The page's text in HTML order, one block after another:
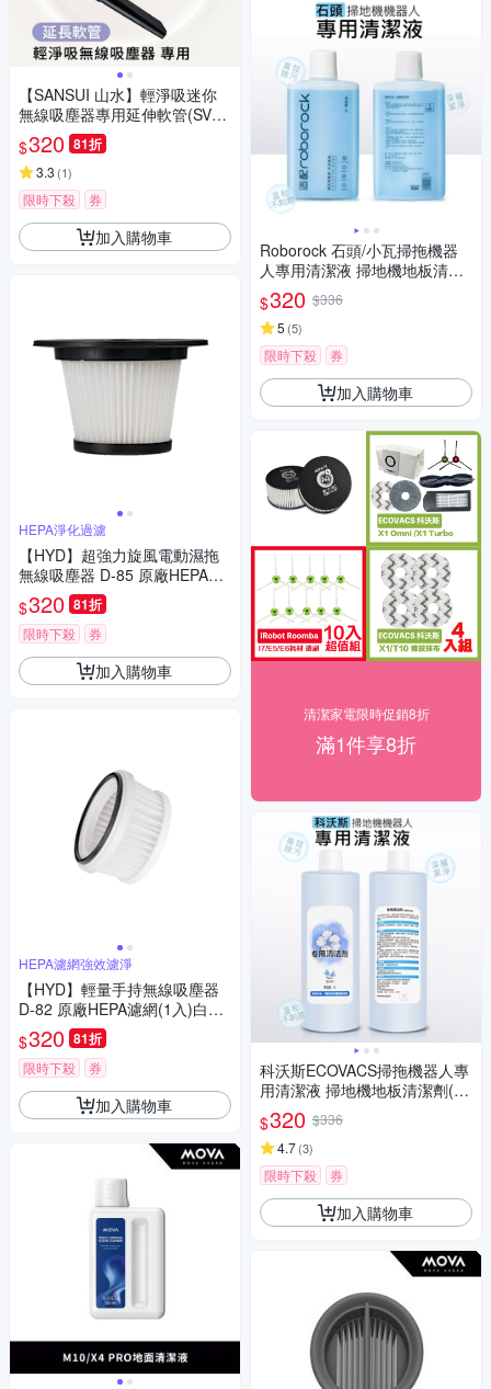
【SANSUI 山水】輕淨吸迷你
無線吸塵器專用延伸軟管(SVC-
DD1/SVC-L175/SVC-PP3適用)
$320 81折
3.3 (1)
限時下殺 券
加入購物車
HEPA淨化過濾
【HYD】超強力旋風電動濕拖
無線吸塵器 D-85 原廠HEPA濾
網(1入)D-85-001
$320 81折
限時下殺 券
加入購物車
HEPA濾網強效濾淨
【HYD】輕量手持無線吸塵器
D-82 原廠HEPA濾網(1入)白色/
粉色/綠色D-82-001
$320 81折
限時下殺 券
加入購物車
Roborock 石頭/小瓦掃拖機器
人專用清潔液 掃地機地板清潔
劑(1000ml /副廠)
$320 $336
5 (5)
限時下殺 券
加入購物車
清潔家電限時促銷8折
滿1件享8折
科沃斯ECOVACS掃拖機器人專
用清潔液 掃地機地板清潔劑(10
00ml /副廠)
$320 $336
4.7(3)
限時下殺 券
加入購物車